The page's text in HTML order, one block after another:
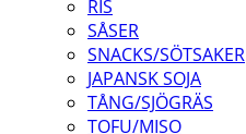
RIS
SÅSER
SNACKS/SÖTSAKER
JAPANSK SOJA
TÅNG/SJÖGRÄS
TOFU/MISO